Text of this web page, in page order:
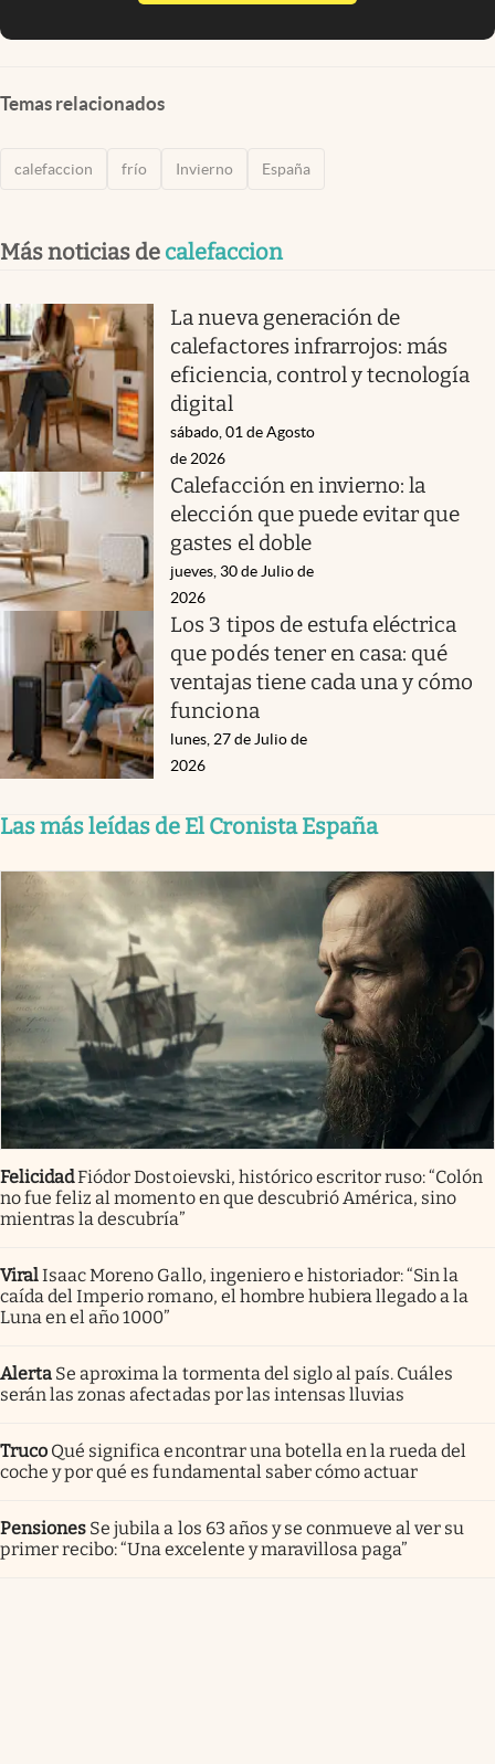
Temas relacionados
calefaccion frío Invierno España
Más noticias de calefaccion
La nueva generación de
calefactores infrarrojos: más
eficiencia, control y tecnología
digital
sábado, 01 de Agosto
de 2026
Calefacción en invierno: la
elección que puede evitar que
gastes el doble
jueves, 30 de Julio de
2026
Los 3 tipos de estufa eléctrica
que podés tener en casa: qué
ventajas tiene cada una y cómo
funciona
lunes, 27 de Julio de
2026
Las más leídas de El Cronista España
FelicidadFiódor Dostoievski, histórico escritor ruso: “Colón
no fue feliz al momento en que descubrió América, sino
mientras la descubría”
ViralIsaac Moreno Gallo, ingeniero e historiador: “Sin la
caída del Imperio romano, el hombre hubiera llegado a la
Luna en el año 1000”
Alerta Se aproxima la tormenta del siglo al país. Cuáles
serán las zonas afectadas por las intensas lluvias
Truco Qué significa encontrar una botella en la rueda del
coche y por qué es fundamental saber cómo actuar
Pensiones Se jubila a los 63 años y se conmueve al ver su
primer recibo: “Una excelente y maravillosa paga”